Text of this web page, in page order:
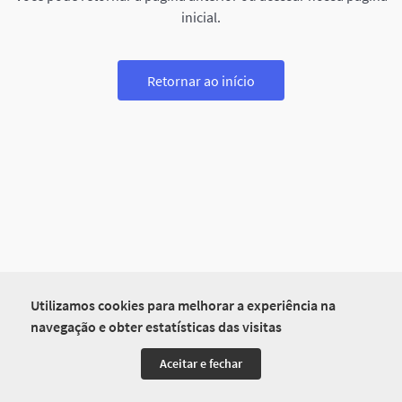
Utilizamos cookies para melhorar a experiência na
navegação e obter estatísticas das visitas
Aceitar e fechar
inicial.
Retornar ao início